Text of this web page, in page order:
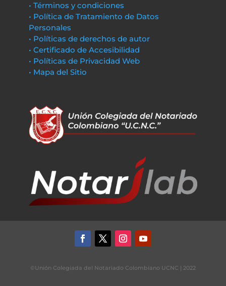
• Términos y condiciones
• Política de Tratamiento de Datos
Personales
• Políticas de derechos de autor
• Certificado de Accesibilidad
• Políticas de Privacidad Web
• Mapa del Sitio
©Unión Colegiada del Notariado Colombiano UCNC | 2022